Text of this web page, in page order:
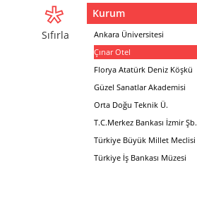
Sıfırla
Kurum
Ankara Üniversitesi
Çınar Otel
Florya Atatürk Deniz Köşkü
Güzel Sanatlar Akademisi
Orta Doğu Teknik Ü.
T.C.Merkez Bankası İzmir Şb.
Türkiye Büyük Millet Meclisi
Türkiye İş Bankası Müzesi